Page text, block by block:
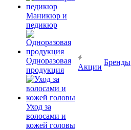
Маникюр и
педикюр
Одноразовая
продукция
Уход за
волосами и
кожей головы
Акции
Бренды